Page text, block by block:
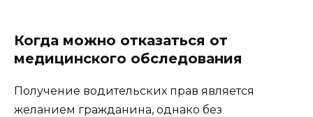
Когда можно отказаться от
медицинского обследования
Получение водительских прав является
желанием гражданина, однако без